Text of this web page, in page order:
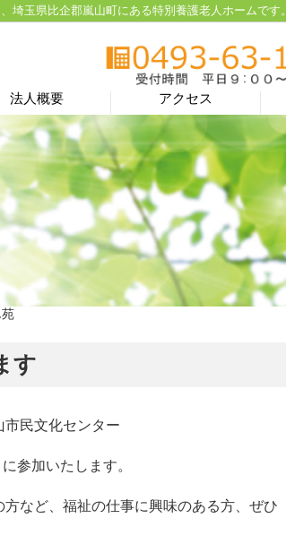
埼玉県比企郡嵐山町にある特別養護老人ホームです。
法人概要 アクセス
す
民文化センター
加いたします。
など、福祉の仕事に興味のある方、ぜひ